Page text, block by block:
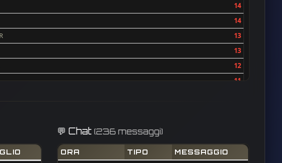
14
14
13
13
12
11
💬 Chat(236 messaggi)
ORA TIPO MESSAGGIO